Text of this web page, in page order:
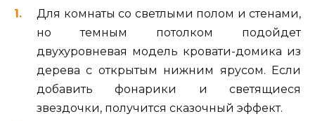
Для комнаты со светлыми полом и стенами,
но темным потолком подойдет
двухуровневая модель кровати-домика из
дерева с открытым нижним ярусом. Если
добавить фонарики и светящиеся
звездочки, получится сказочный эффект.